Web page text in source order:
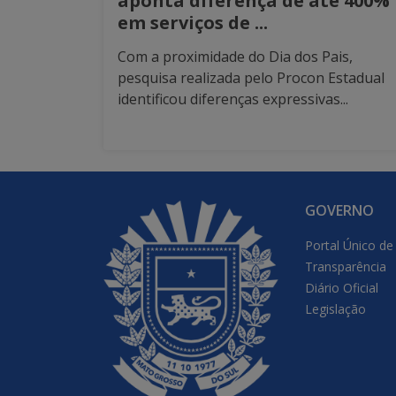
em serviços de ...
Com a proximidade do Dia dos Pais,
pesquisa realizada pelo Procon Estadual
identificou diferenças expressivas...
GOVERNO
Portal Único
Transparência
Diário Oficial
Legislação